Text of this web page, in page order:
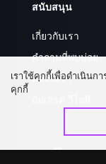
สนับสนุน
เกี่ยวกับเรา
คำถามที่พบบ่อย
ติดต่อเรา
ดาวน์โหลดแอป
เราใช้คุกกี้เพื่อดำเนินก
คุกกี้